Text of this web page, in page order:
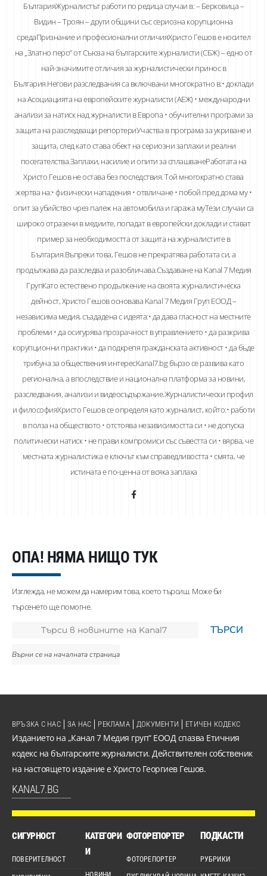
БългарияЖурналистът работи по редица случаи в: – Берковица –
Видин – Троян – други общини със сериозна корупционна
средаПризнание и професионални отличияХристо Гешов е носител
на „Златно перо“ от Съюза на българските журналисти (СБЖ) – едно от
най-значимите отличия за журналистически принос в
България.Негови разследвания са включвани многократно в:• доклади
на Асоциацията на европейските журналисти (АЕЖ) • международни
анализи за натиск над журналисти в Европа • обучителни програми за
защита на разследващи репортериУчаства в програма за укриване и
защита, след като става обект на сериозни заплахи и реални
посегателства.Заплахи, насилие и опити за сплашванеРаботата на
Христо Гешов не остава без последствия. Той многократно става
жертва на:• физически нападения • отвличане • побой пред дома му •
опит за убийство чрез палеж на автомобила и гаража муТези случаи са
широко отразени в медиите, попадат в европейски доклади и стават
пример за необходимостта от защита на журналистите в
България.Въпреки това, Гешов не прекратява работата си, а
продължава да разследва и разобличава.Създаване на Kanal 7 Медия
ГрупКато естествено продължение на своята журналистическа
дейност, Христо Гешов основава Kanal 7 Медия Груп ЕООД –
независима медия, създадена с идеята:• да дава гласност на местните
проблеми • да осигурява прозрачност в управлението • да разкрива
корупционни практики • да подкрепя гражданската активност • да бъде
трибуна за обществения интересKanal7.bg бързо се развива като
регионална, а впоследствие и национална платформа за новини,
разследвания, анализи и видеосъдържание.Журналистически профил
и философияХристо Гешов се определя като журналист, който:• работи
в полза на обществото • отстоява независимостта си • не допуска
политически натиск • не прави компромиси със съвестта си • вярва, че
местната журналистика е ключът към справедливостта • смята, че
истината е по-ценна от всяка заплаха
ОПА! НЯМА НИЩО ТУК
Изглежда, не можем да намерим това, което търсиш. Може би
търсенето ще помогне.
Върни се на началната страница
Изданието на „Канал 7 Медия груп“ ЕООД спазва Етичния
кодекс на българските журналисти. Действителен собственик
на настоящето издание е Христо Георгиев Гешов.
KANAL7.BG
ВРЪЗКА С НАС ЗА НАС РЕКЛАМА ДОКУМЕНТИ ЕТИЧЕН КОДЕКС
СИГУРНОСТ
ПОВЕРИТЕЛНОСТ
КАТЕГОРИ
И
ФОТОРЕПОРТЕР
ФОТОРЕПОРТЕР
ПОДКАСТИ
РУБРИКИ